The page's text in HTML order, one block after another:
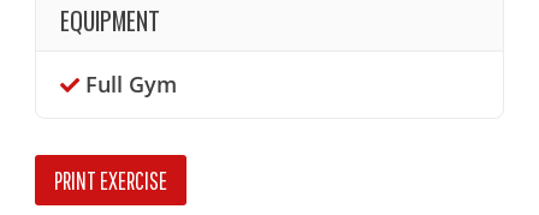
EQUIPMENT
Full Gym
PRINT EXERCISE